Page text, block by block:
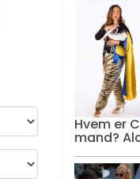
Hvem er
mand?